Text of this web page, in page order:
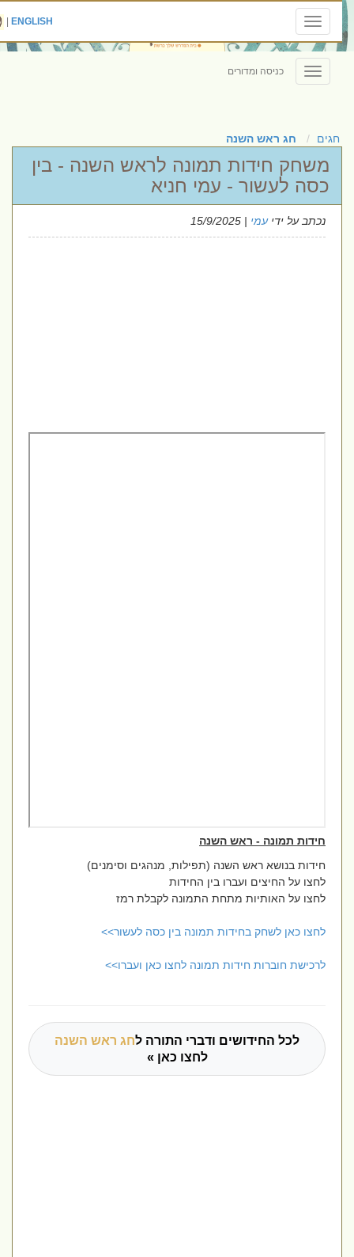
Toggle
navigation
ENGLISH
|
Toggle
navigation
כניסה ומדורים
חגים חג ראש השנה
משחק חידות תמונה לראש השנה - בין
כסה לעשור - עמי חניא
נכתב על ידיעמי| 15/9/2025
חידות תמונה - ראש השנה
חידות בנושא ראש השנה (תפילות, מנהגים וסימנים)
לחצו על החיצים ועברו בין החידות
לחצו על האותיות מתחת התמונה לקבלת רמז
לחצו כאן לשחק בחידות תמונה בין כסה לעשור>>
לרכישת חוברות חידות תמונה לחצו כאן ועברו>>
לכל החידושים ודברי התורה לחג ראש השנה
לחצו כאן »